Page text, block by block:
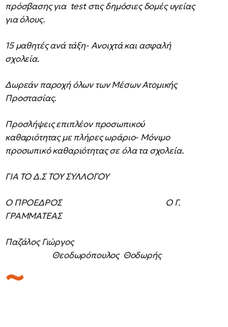
πρόσβασης για test στις δημόσιες δομές υγείας
για όλους.
15 μαθητές ανά τάξη- Ανοιχτά και ασφαλή
σχολεία.
Δωρεάν παροχή όλων των Μέσων Ατομικής
Προστασίας.
Προσλήψεις επιπλέον προσωπικού
καθαριότητας με πλήρες ωράριο- Μόνιμο
προσωπικό καθαριότητας σε όλα τα σχολεία.
ΓΙΑ ΤΟ Δ.Σ ΤΟΥ ΣΥΛΛΟΓΟY
Ο ΠΡΟΕΔΡΟΣ Ο Γ.
ΓΡΑΜΜΑΤΕΑΣ
Παζάλος Γιώργος
Θεοδωρόπουλος Θοδωρής